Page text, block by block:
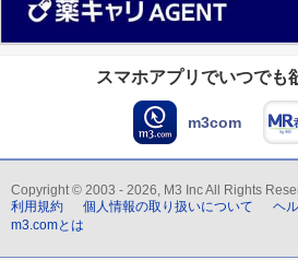
スマホアプリでいつでも
m3com
Copyright © 2003 - 2026, M3 Inc All Rights
利用規約
個人情報の取り扱いについて ヘ
m3.comとは